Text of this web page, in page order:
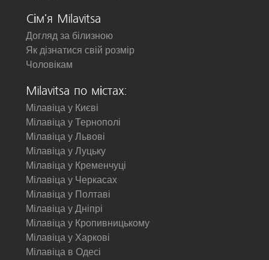
Сім'я Milavitsa
Догляд за білизною
Як дізнатися свій розмір
Чоловікам
Milavitsa по містах:
Мілавіца у Києві
Мілавіца у Тернополі
Мілавіца у Львові
Мілавіца у Луцьку
Мілавіца у Кременчуці
Мілавіца у Черкасах
Мілавіца у Полтаві
Мілавіца у Дніпрі
Мілавіца у Кропивницькому
Мілавіца у Харкові
Мілавіца в Одесі